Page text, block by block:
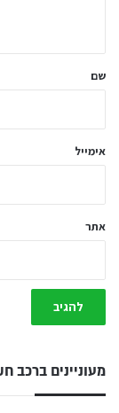
ל
שם
אימייל
אתר
מעוניינים ברכב